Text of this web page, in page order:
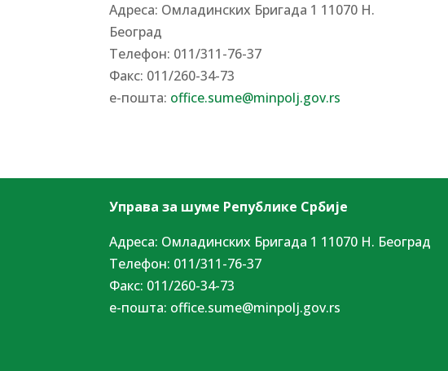
Адреса: Омладинских Бригада 1 11070 Н.
Београд
Tелефон: 011/311-76-37
Факс: 011/260-34-73
е-пошта: office.sume@minpolj.gov.rs
Управа за шуме Републике Србије
Адреса: Омладинских Бригада 1 11070 Н. Београд
Tелефон: 011/311-76-37
Факс: 011/260-34-73
е-пошта: office.sume@minpolj.gov.rs